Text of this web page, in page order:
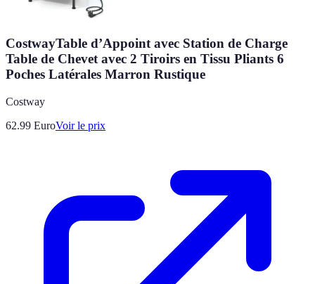
CostwayTable d’Appoint avec Station de Charge
Table de Chevet avec 2 Tiroirs en Tissu Pliants 6
Poches Latérales Marron Rustique
Costway
62.99 EuroVoir le prix